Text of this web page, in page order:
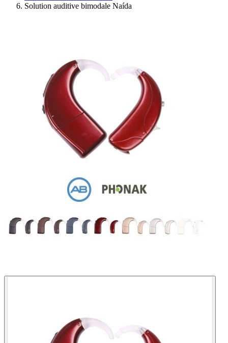
Solution auditive bimodale Naída